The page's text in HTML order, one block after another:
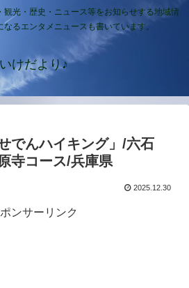
観光・歴史・ニュース等をお知らせする地域情
るエンタメニュースも書いています。
いけだより♪
でんハイキング」/六石
寺コース/兵庫県
2025.12.30
ンサーリンク